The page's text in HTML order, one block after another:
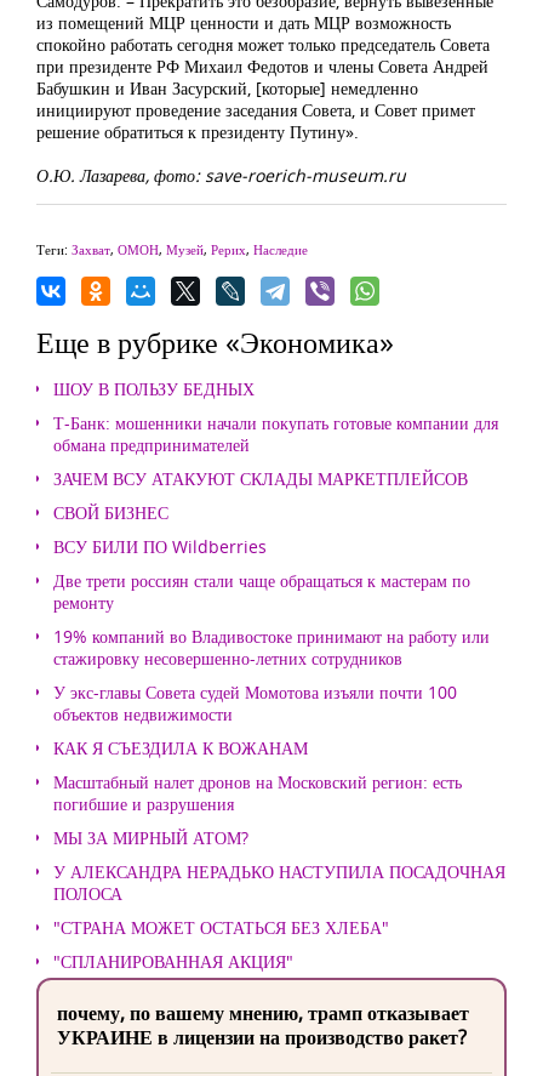
из помещений МЦР ценности и дать МЦР возможность
спокойно работать сегодня может только председатель Совета
при президенте РФ Михаил Федотов и члены Совета Андрей
Бабушкин и Иван Засурский, [которые] немедленно
инициируют проведение заседания Совета, и Совет примет
решение обратиться к президенту Путину».
О.Ю. Лазарева, фото: save-roerich-museum.ru
Теги: Захват, ОМОН, Музей, Рерих, Наследие
Еще в рубрике «Экономика»
ШОУ В ПОЛЬЗУ БЕДНЫХ
Т-Банк: мошенники начали покупать готовые компании для
обмана предпринимателей
ЗАЧЕМ ВСУ АТАКУЮТ СКЛАДЫ МАРКЕТПЛЕЙСОВ
СВОЙ БИЗНЕС
ВСУ БИЛИ ПО Wildberries
Две трети россиян стали чаще обращаться к мастерам по
ремонту
19% компаний во Владивостоке принимают на работу или
стажировку несовершенно-летних сотрудников
У экс-главы Совета судей Момотова изъяли почти 100
объектов недвижимости
КАК Я СЪЕЗДИЛА К ВОЖАНАМ
Масштабный налет дронов на Московский регион: есть
погибшие и разрушения
МЫ ЗА МИРНЫЙ АТОМ?
У АЛЕКСАНДРА НЕРАДЬКО НАСТУПИЛА ПОСАДОЧНАЯ
ПОЛОСА
"СТРАНА МОЖЕТ ОСТАТЬСЯ БЕЗ ХЛЕБА"
"СПЛАНИРОВАННАЯ АКЦИЯ"
почему, по вашему мнению, трамп отказывает
УКРАИНЕ в лицензии на производство ракет?